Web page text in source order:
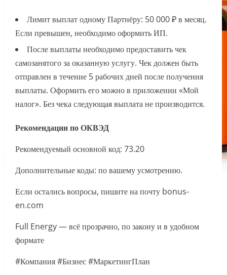
Лимит выплат одному Партнёру: 50 000 ₽ в месяц.
Если превышен, необходимо оформить ИП.
После выплаты необходимо предоставить чек
самозанятого за оказанную услугу. Чек должен быть
отправлен в течение 5 рабочих дней после получения
выплаты. Оформить его можно в приложении «Мой
налог». Без чека следующая выплата не производится.
Рекомендации по ОКВЭД
Рекомендуемый основной код: 73.20
Дополнительные коды: по вашему усмотрению.
Если остались вопросы, пишите на почту bonus-
en.com
Full Energy — всё прозрачно, по закону и в удобном
формате
#Компания #Бизнес #МаркетингПлан